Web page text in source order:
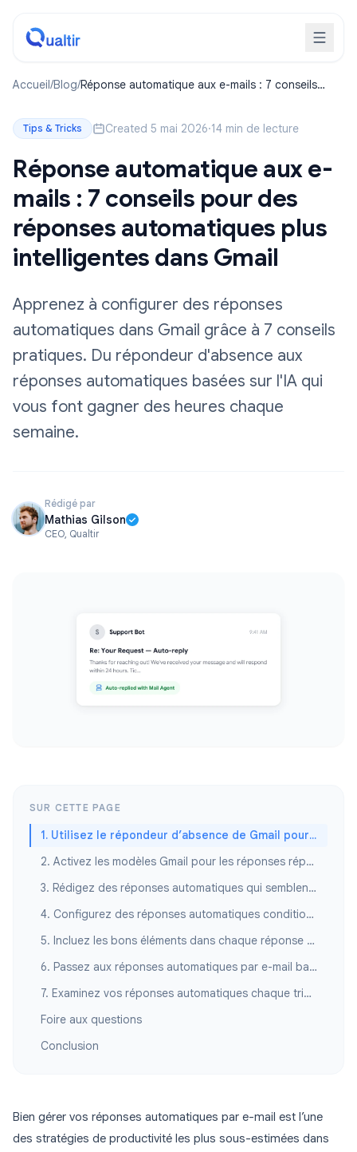
Accueil/Blog/Réponse automatique aux e-mails : 7 conseils
dans Gmail
Tips & Tricks Created 5 mai 2026·14 min de lecture
Réponse automatique aux e-
mails : 7 conseils pour des
réponses automatiques plus
intelligentes dans Gmail
Apprenez à configurer des réponses
automatiques dans Gmail grâce à 7 conseils
pratiques. Du répondeur d'absence aux
réponses automatiques basées sur l'IA qui
vous font gagner des heures chaque
semaine.
Rédigé par
Mathias Gilson
CEO, Qualtir
SUR CETTE PAGE
1. Utilisez le répondeur d’absence de Gmail pour les absences prolongées
2. Activez les modèles Gmail pour les réponses répétitives
3. Rédigez des réponses automatiques qui semblent humaines
4. Configurez des réponses automatiques conditionnelles avec les filtres Gmail
5. Incluez les bons éléments dans chaque réponse automatique
6. Passez aux réponses automatiques par e-mail basées sur l’IA
7. Examinez vos réponses automatiques chaque trimestre
Foire aux questions
Conclusion
Bien gérer vos réponses automatiques par e-mail est l’une
des stratégies de productivité les plus sous-estimées dans